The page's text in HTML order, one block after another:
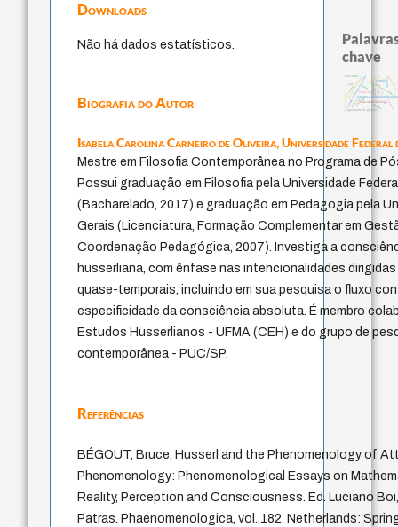
Downloads
Não há dados estatísticos.
Biografia do Autor
Isabela Carolina Carneiro de Oliveira,Universidade Federal
Mestre em Filosofia Contemporânea no Programa de
Possui graduação em Filosofia pela Universidade
(Bacharelado, 2017) e graduação em Pedagogia pela
Gerais (Licenciatura, Formação Complementar em
Coordenação Pedagógica, 2007). Investiga a
husserliana, com ênfase nas intencionalidades
quase-temporais, incluindo em sua pesquisa o fluxo
especificidade da consciência absoluta. É membro
Estudos Husserlianos - UFMA (CEH) e do grupo de
contemporânea - PUC/SP.
Referências
BÉGOUT, Bruce. Husserl and the Phenomenology of
Phenomenology: Phenomenological Essays on
Reality, Perception and Consciousness. Ed. Luciano
Patras. Phaenomenologica, vol. 182. Netherlands:
chave
immanuel kant
japanese education thoughts
código da dinastia nguyen
gosto
juízo formação
education ideology
fukuzawa yukichi
redução
mulher
popper
carnap constituição
totalização
física quânticaigualdade de gênero
judaísmo
descartes
ren
ética.
levinas
yi
li
sentido